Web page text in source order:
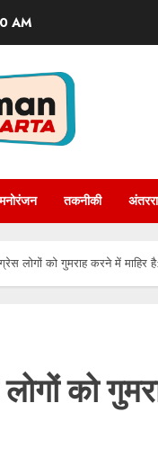
AM
मनोरंजन तकनीकी
लोगों को गुमराह करने में माहिर
को